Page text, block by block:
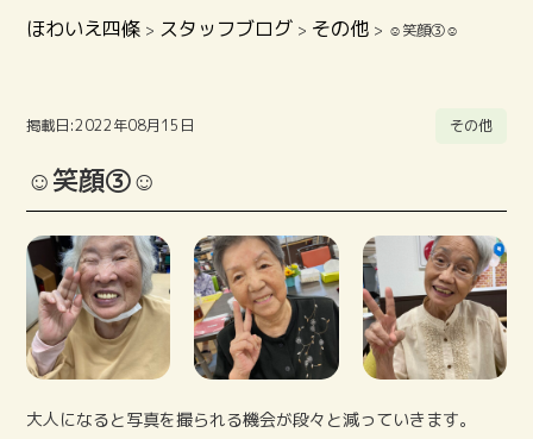
ほわいえ四條 > スタッフブログ > その他 > ☺笑顔③☺
掲載日:2022年08月15日 その他
☺笑顔③☺
大人になると写真を撮られる機会が段々と減っていきます。